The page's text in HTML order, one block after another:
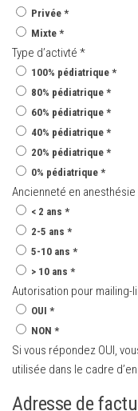
Privée *
Mixte *
Type d’activté *
100% pédiatrique *
80% pédiatrique *
60% pédiatrique *
40% pédiatrique *
20% pédiatrique *
0% pédiatrique *
Ancienneté en
< 2 ans *
2-5 ans *
5-10 ans *
> 10 ans *
Autorisation pour mailing-
OUI *
NON *
Si vous répondez OUI,
utilisée dans le cadre
Adresse de